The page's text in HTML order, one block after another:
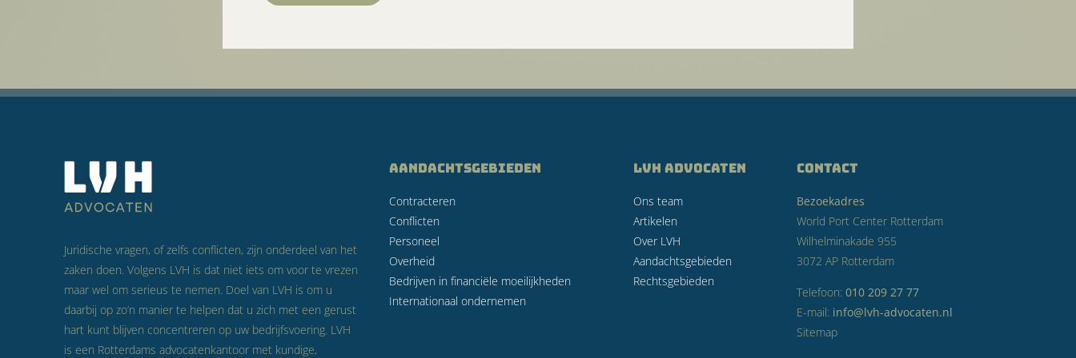
Juridische vragen, of zelfs conflicten, zijn onderdeel van het
zaken doen. Volgens LVH is dat niet iets om voor te vrezen
maar wel om serieus te nemen. Doel van LVH is om u
daarbij op zo’n manier te helpen dat u zich met een gerust
hart kunt blijven concentreren op uw bedrijfsvoering. LVH
is een Rotterdams advocatenkantoor met kundige,
AANDACHTSGEBIEDEN
Contracteren
Conflicten
Personeel
Overheid
Bedrijven in financiële moeilijkheden
Internationaal ondernemen
LVH Advocaten
Ons team
Artikelen
Over LVH
Aandachtsgebieden
Rechtsgebieden
CONTACT
Bezoekadres
World Port Center Rotterdam
Wilhelminakade 955
3072 AP Rotterdam
Telefoon: 010 209 27 77
E-mail: info@lvh-advocaten.nl
Sitemap